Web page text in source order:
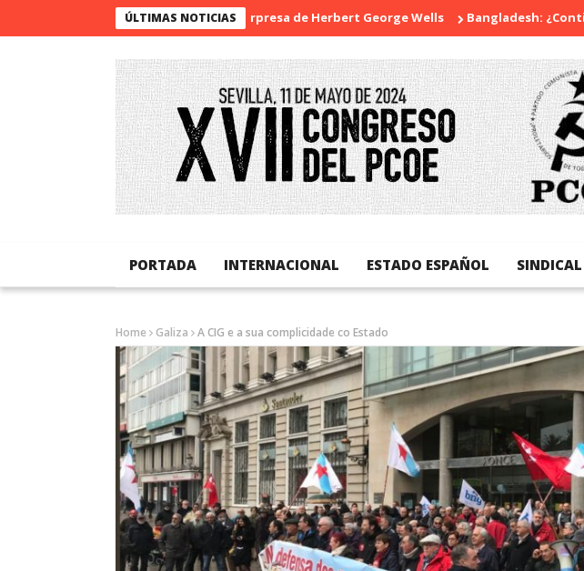
ÚLTIMAS NOTICIAS
La sorpresa de Herbert George Wells Bangladesh: ¿Continuidad
PORTADA INTERNACIONAL ESTADO ESPAÑOL SINDICAL
Home Galiza A CIG e a sua complicidade co Estado